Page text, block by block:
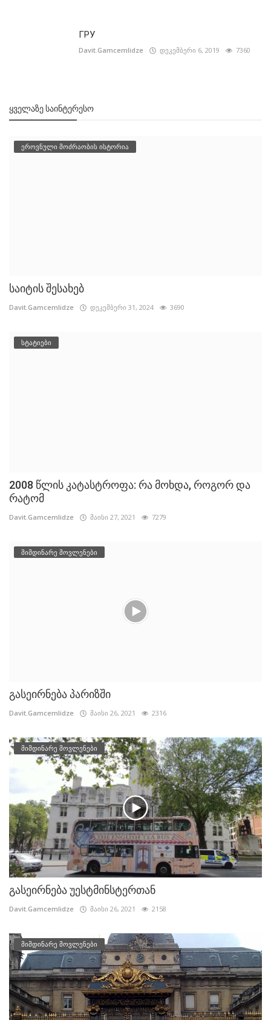
ГРУ
Davit.Gamcemlidze დეკემბერი 6, 2019 7360
ᲧᲕᲔᲚᲐᲖᲔ ᲡᲐᲘᲜᲢᲔᲠᲔᲡᲝ
ეროვნული მოძრაობის ისტორია
საიტის შესახებ
Davit.Gamcemlidze დეკემბერი 31, 2024 3690
სტატიები
2008 წლის კატასტროფა: რა მოხდა, როგორ და
რატომ
Davit.Gamcemlidze მაისი 27, 2021 7279
მიმდინარე მოვლენები
გასეირნება პარიზში
Davit.Gamcemlidze მაისი 26, 2021 2316
მიმდინარე მოვლენები
გასეირნება უესტმინსტერთან
Davit.Gamcemlidze მაისი 26, 2021 2158
მიმდინარე მოვლენები